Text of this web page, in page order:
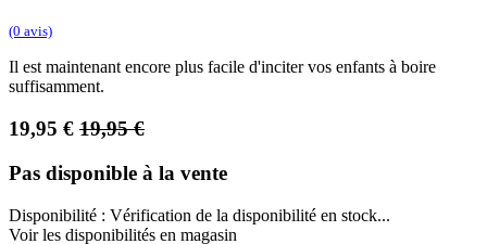
(0 avis)
Il est maintenant encore plus facile d'inciter vos enfants à boire
suffisamment.
19,95 € 19,95€
Pas disponible à la vente
Disponibilité : Vérification de la disponibilité en stock...
Voir les disponibilités en magasin